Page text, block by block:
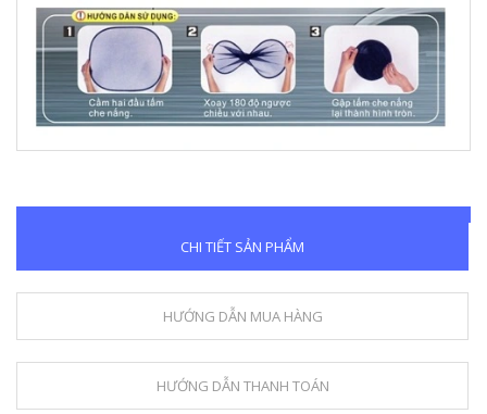
CHI TIẾT SẢN PHẨM
HƯỚNG DẪN MUA HÀNG
HƯỚNG DẪN THANH TOÁN